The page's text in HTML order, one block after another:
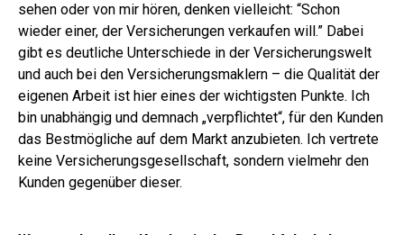
sehen oder von mir hören, denken vielleicht: “Schon
wieder einer, der Versicherungen verkaufen will.” Dabei
gibt es deutliche Unterschiede in der Versicherungswelt
und auch bei den Versicherungsmaklern – die Qualität der
eigenen Arbeit ist hier eines der wichtigsten Punkte. Ich
bin unabhängig und demnach „verpflichtet“, für den Kunden
das Bestmögliche auf dem Markt anzubieten. Ich vertrete
keine Versicherungsgesellschaft, sondern vielmehr den
Kunden gegenüber dieser.